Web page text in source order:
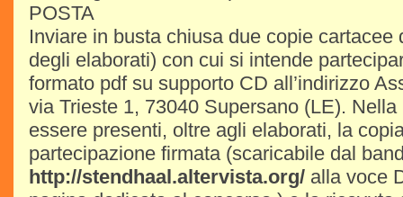
POSTA
Inviare in busta chiusa due copie cartacee
degli elaborati) con cui si intende
formato pdf su supporto CD all’indirizzo
via Trieste 1, 73040 Supersano (LE).
essere presenti, oltre agli elaborati, la
partecipazione firmata (scaricabile dal
http://stendhaal.altervista.org/ alla voce